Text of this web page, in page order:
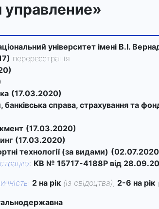
університет імені В.І.
перереєстрація
(17.03.2020)
банківська справа, страхування та
(17.03.2020)
(17.03.2020)
технології (за видами)
: КВ № 15717-4188Р від
: 2 на рік (із свідоцтва); 2-6 на рік